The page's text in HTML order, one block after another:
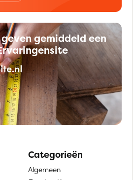
gemiddeld een
Categorieën
Algemeen